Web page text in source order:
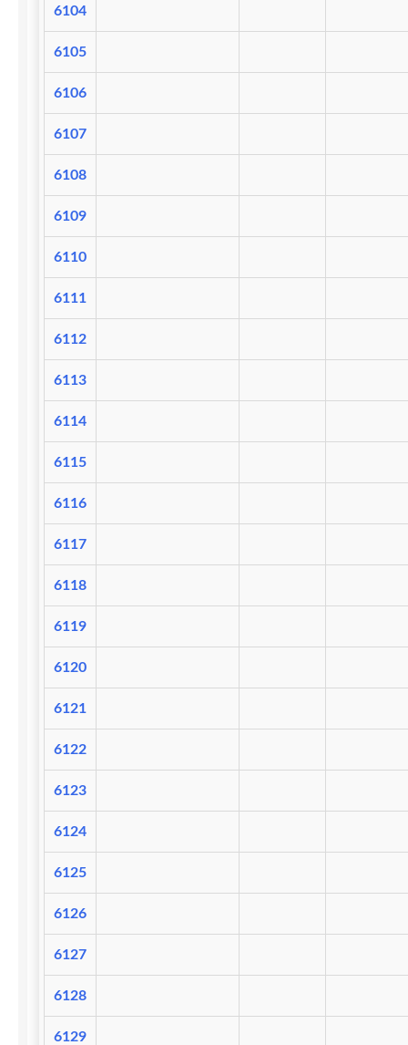
6104
6105
6106
6107
6108
6109
6110
6111
6112
6113
6114
6115
6116
6117
6118
6119
6120
6121
6122
6123
6124
6125
6126
6127
6128
6129